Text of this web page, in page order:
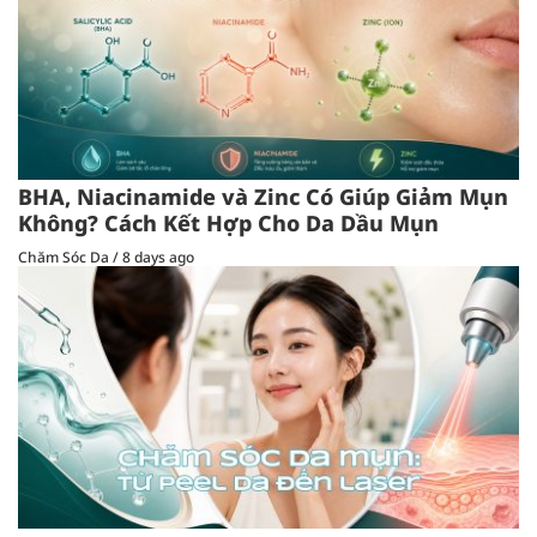
BHA, Niacinamide và Zinc Có Giúp Giảm Mụn
Không? Cách Kết Hợp Cho Da Dầu Mụn
Chăm Sóc Da /8 days ago